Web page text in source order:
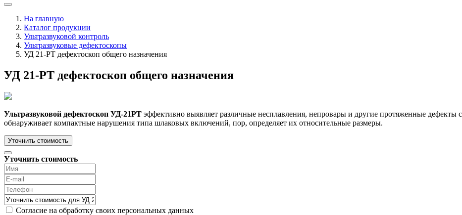
На главную
Каталог продукции
Ультразвуковой контроль
Ультразвуковые дефектоскопы
УД 21-РТ дефектоскоп общего назначения
УД 21-РТ дефектоскоп общего назначения
Ультразвуковой дефектоскоп УД-21РТ эффективно выявляет различные несплавления, непровары и другие протяженные дефекты
обнаруживает компактные нарушения типа шлаковых включений, пор, определяет их относительные размеры.
Уточнить стоимость
Уточнить стоимость
Согласие на обработку своих персональных данных